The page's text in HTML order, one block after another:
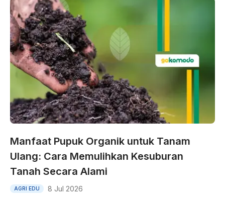
Manfaat Pupuk Organik untuk Tanam
Ulang: Cara Memulihkan Kesuburan
Tanah Secara Alami
AGRI EDU 8 Jul 2026